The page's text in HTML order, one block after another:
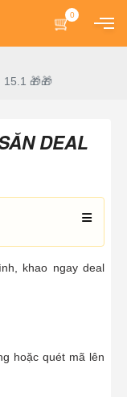
0
15.1 🎁🎁
DEAL
khao ngay deal
hoặc quét mã lên